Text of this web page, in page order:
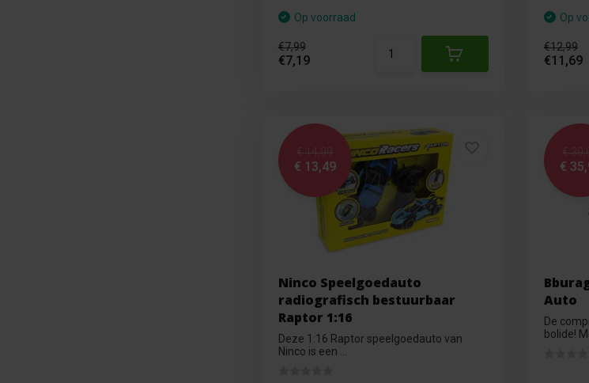
Op voorraad
€7,99
€7,19
Op
€12,99
€11,69
€ 14,99
€ 13,49
Ninco Speelgoedauto
radiografisch bestuurbaar
Raptor 1:16
Deze 1:16 Raptor speelgoedauto van
Ninco is een ...
€
€
Auto
De
bolide!